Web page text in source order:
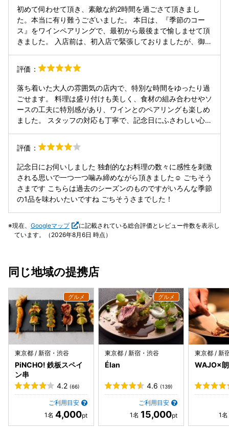
高く美味しいです。イタリアンの素材感、フレンチの妙味を
感じます。本日一番のお皿でした。たまこれも出てくるまで
時間が・・・ ⚫︎うつぼ 花椒ゴリゴリ、ワインと合わせるっ
ていって持ち込みまでしてるのにそりゃないでしょう。また
ウツボを使うメリットがわかりませんでした。客のニーズと
ーナッツ、良い組み合わせです。おかわりが欲しくなるわか
ん。本日一番の悪皿です。 ⚫︎松坂大石牛 お肉は美味しいで
すが、シンプルすぎてお腹に溜まる終盤にはまぁ、な感じで
した ⚫︎ドルチェ センスよく小綺麗、美味しかったです。
初めて伺わせて頂き、素敵な約2時間を過ごさて頂きまし
た。本当に有り難うございました。 本日は、『季節のコー
ス』をワインペアリングで、最初から最後まで愉しませて頂
きました。 入店前は、初入店で緊張しておりましたが、御店
着いた直後に、シャンパンと共に御挨拶して下さり、入店時
の緊張が解れ、笑顔になれました。 コースはアミューズから
始まり、冷前菜・温前菜・カネーデルリ・バヴェッテ・メイ
ンディッシュ・ドルチェ・カフェまで全て美味しく頂きまし
た。 各料理に合わせたイタリアワインも、相性抜群で美味し
かったです。 店内も和やかな雰囲気で、御店の方々も御客様
て頂きたいと思っております。 改めまして、本日は本当に有
評価：
落ち着いた大人の雰囲気の店内で、特別な時間をゆったり過
ごせます。 料理は盛り付けも美しく、食材の組み合わせやソ
ースの工夫に特別感があり、ワインとのペアリングも楽しめ
ました。 スタッフの対応も丁寧で、記念日にふさわしい心配
しむには最適なお店です。
評価：
記念日にお伺いしました 独創的なお料理の数々に感性を刺激
される思いで一つ一つ噛み締めながら頂きました☺️ ごちそう
さまです こちらは過去のシーズンのものですがいろんな季節
の1品を味わいたいですね ごちそうさまでした！
現在、 Googleマップ
に記載されている総合評価とレビュー件数を表示し
ています。（2026年8月6日 時点）
同じ地域の提携店
東京都 / 新宿・渋谷
PiNCHO! 鉄板スペイ
ン串
4.2 (66)
ご利用目安
4,000
東京都 / 新宿・渋谷
Élan
4.6 (139)
ご利用目安
15,000
東京都 / 新
WAJO×朗